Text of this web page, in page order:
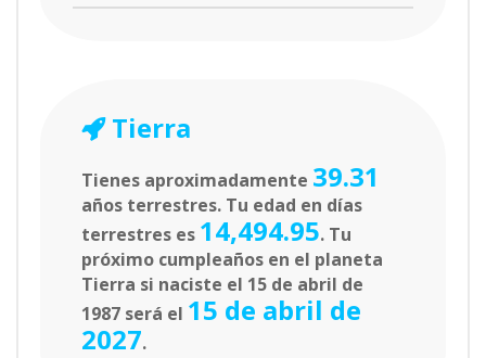
Tierra
Tienes aproximadamente 39.31
años terrestres. Tu edad en días
terrestres es 14,494.95. Tu
próximo cumpleaños en el planeta
Tierra si naciste el 15 de abril de
1987 será el 15 de abril de
2027.